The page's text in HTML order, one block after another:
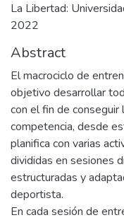
La Libertad:
2022
Abstract
El macrociclo de
objetivo desarrollar
con el fin de
competencia, desde
planifica con varias
divididas en sesiones
estructuradas y
deportista.
En cada sesión de